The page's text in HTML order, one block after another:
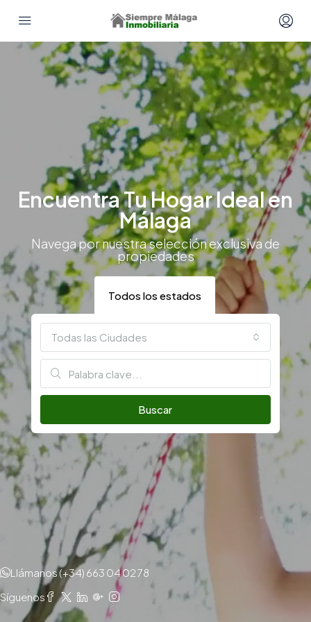
Encuentra Tu Hogar Ideal en
Málaga
Navega por nuestra selección exclusiva de
propiedades
Todos los estados
Todas las Ciudades
Buscar
Llámanos (+34) 663 04 02 78
Síguenos